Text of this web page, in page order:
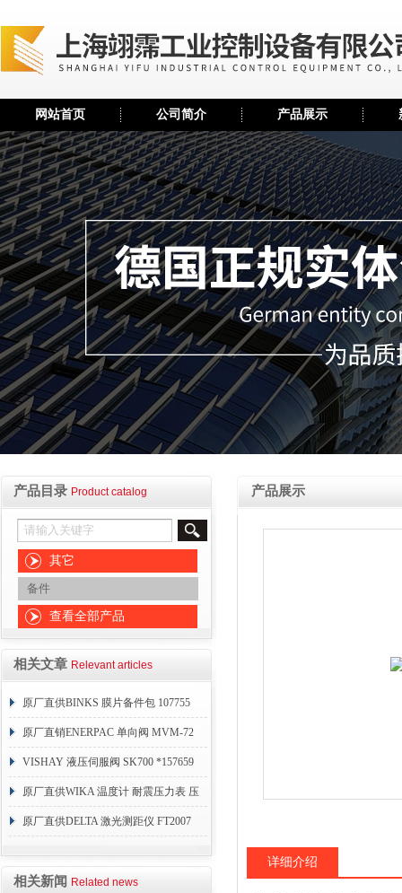
网站首页 公司简介 产品展示
产品目录 Product catalog
其它
备件
查看全部产品
相关文章 Relevant articles
原厂直供BINKS 膜片备件包 107755
原厂直销ENERPAC 单向阀 MVM-72
VISHAY 液压伺服阀 SK700 *157659
原厂直供WIKA 温度计 耐震压力表 压
力开关 变送器
原厂直供DELTA 激光测距仪 FT2007
相关新闻 Related news
产品展示
详细介绍